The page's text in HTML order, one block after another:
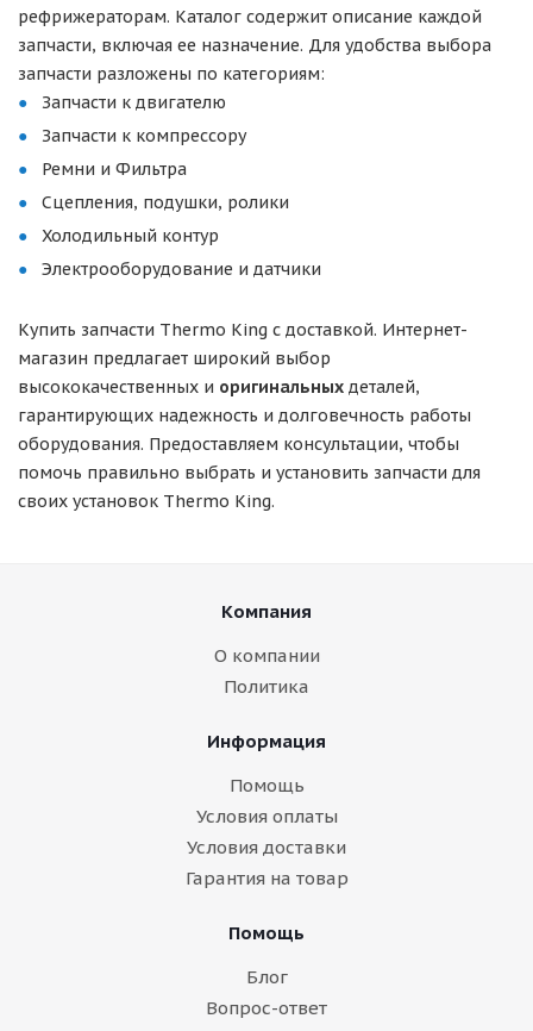
рефрижераторам. Каталог содержит описание каждой
запчасти, включая ее назначение. Для удобства выбора
запчасти разложены по категориям:
Запчасти к двигателю
Запчасти к компрессору
Ремни и Фильтра
Сцепления, подушки, ролики
Холодильный контур
Электрооборудование и датчики
Купить запчасти Thermo King с доставкой. Интернет-
магазин предлагает широкий выбор
высококачественных и оригинальных деталей,
гарантирующих надежность и долговечность работы
оборудования. Предоставляем консультации, чтобы
помочь правильно выбрать и установить запчасти для
своих установок Thermo King.
Компания
О компании
Политика
Информация
Помощь
Условия оплаты
Условия доставки
Гарантия на товар
Помощь
Блог
Вопрос-ответ